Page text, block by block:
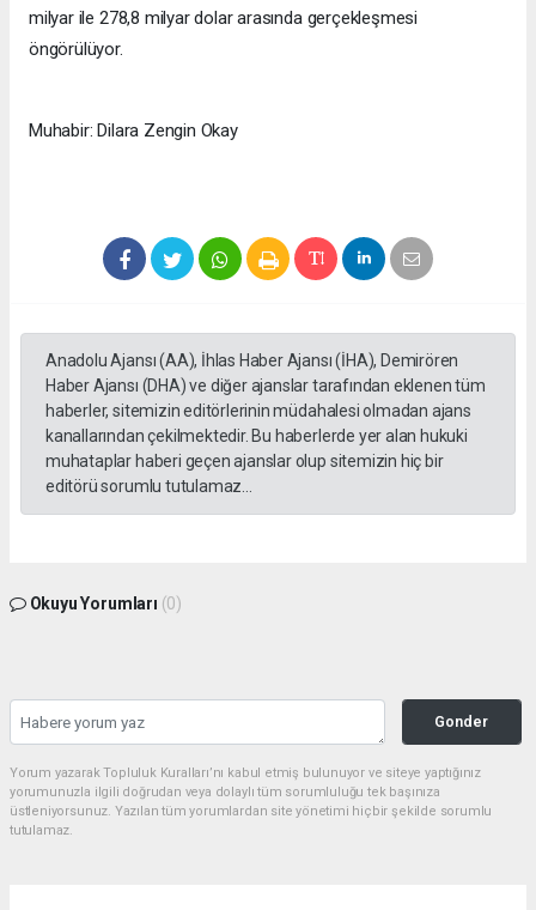
milyar ile 278,8 milyar dolar arasında gerçekleşmesi
öngörülüyor.
Muhabir: Dilara Zengin Okay
Anadolu Ajansı (AA), İhlas Haber Ajansı (İHA), Demirören
Haber Ajansı (DHA) ve diğer ajanslar tarafından eklenen tüm
haberler, sitemizin editörlerinin müdahalesi olmadan ajans
kanallarından çekilmektedir. Bu haberlerde yer alan hukuki
muhataplar haberi geçen ajanslar olup sitemizin hiç bir
editörü sorumlu tutulamaz...
Okuyu Yorumları (0)
Gonder
Yorum yazarak Topluluk Kuralları’nı kabul etmiş bulunuyor ve siteye yaptığınız
yorumunuzla ilgili doğrudan veya dolaylı tüm sorumluluğu tek başınıza
üstleniyorsunuz. Yazılan tüm yorumlardan site yönetimi hiçbir şekilde sorumlu
tutulamaz.